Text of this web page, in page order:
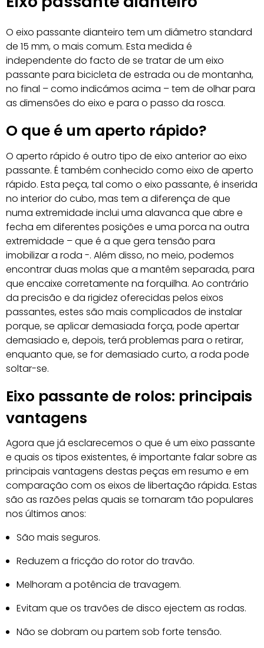
O eixo passante dianteiro tem um diâmetro standard
de 15 mm, o mais comum. Esta medida é
independente do facto de se tratar de um eixo
passante para bicicleta de estrada ou de montanha,
no final – como indicámos acima – tem de olhar para
as dimensões do eixo e para o passo da rosca.
O que é um aperto rápido?
O aperto rápido é outro tipo de eixo anterior ao eixo
passante. É também conhecido como eixo de aperto
rápido. Esta peça, tal como o eixo passante, é inserida
no interior do cubo, mas tem a diferença de que
numa extremidade inclui uma alavanca que abre e
fecha em diferentes posições e uma porca na outra
extremidade – que é a que gera tensão para
imobilizar a roda -. Além disso, no meio, podemos
encontrar duas molas que a mantêm separada, para
que encaixe corretamente na forquilha. Ao contrário
da precisão e da rigidez oferecidas pelos eixos
passantes, estes são mais complicados de instalar
porque, se aplicar demasiada força, pode apertar
demasiado e, depois, terá problemas para o retirar,
enquanto que, se for demasiado curto, a roda pode
soltar-se.
Eixo passante de rolos: principais
vantagens
Agora que já esclarecemos o que é um eixo passante
e quais os tipos existentes, é importante falar sobre as
principais vantagens destas peças em resumo e em
comparação com os eixos de libertação rápida. Estas
são as razões pelas quais se tornaram tão populares
nos últimos anos:
São mais seguros.
Reduzem a fricção do rotor do travão.
Melhoram a potência de travagem.
Evitam que os travões de disco ejectem as rodas.
Não se dobram ou partem sob forte tensão.